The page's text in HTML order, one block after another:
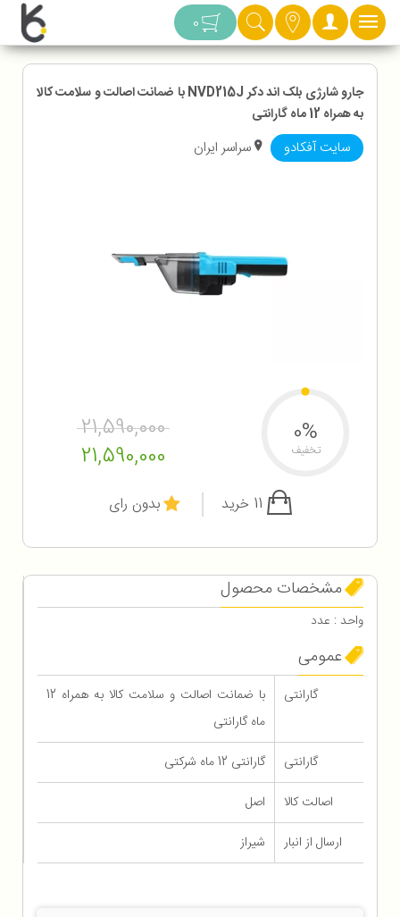
دسته بندی 0
جارو شارژی بلک اند دکر NVD215J با ضمانت اصالت و سلامت کالا
به همراه 12 ماه گارانتی
سایت آفکادو سراسر ایران
21,590,000
21,590,000
0%
تخفیف
بدون رای
مشخصات محصول
واحد : عدد
عمومی
گارانتی
با ضمانت اصالت و سلامت کالا به همراه 12
ماه گارانتی
گارانتی
گارانتی 12 ماه شرکتی
اصالت کالا
اصل
ارسال از انبار
شیراز